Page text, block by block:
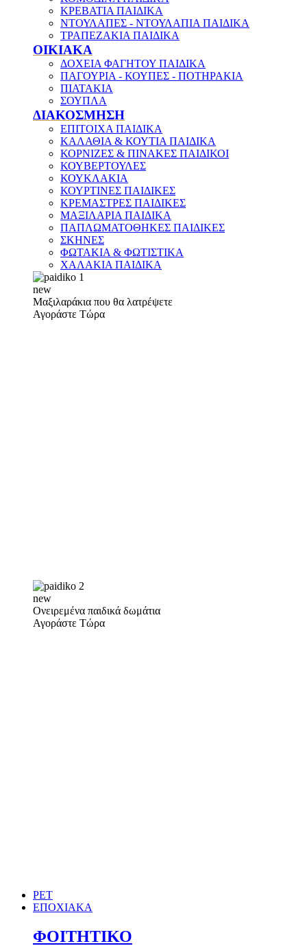
ΚΡΕΒΑΤΙΑ ΠΑΙΔΙΚΑ
ΝΤΟΥΛΑΠΕΣ - ΝΤΟΥΛΑΠΙΑ ΠΑΙΔΙΚΑ
ΤΡΑΠΕΖΑΚΙΑ ΠΑΙΔΙΚΑ
ΟΙΚΙΑΚΑ
ΔΟΧΕΙΑ ΦΑΓΗΤΟΥ ΠΑΙΔΙΚΑ
ΠΑΓΟΥΡΙΑ - ΚΟΥΠΕΣ - ΠΟΤΗΡΑΚΙΑ
ΠΙΑΤΑΚΙΑ
ΣΟΥΠΛΑ
ΔΙΑΚΟΣΜΗΣΗ
ΕΠΙΤΟΙΧΑ ΠΑΙΔΙΚΑ
ΚΑΛΑΘΙΑ & ΚΟΥΤΙΑ ΠΑΙΔΙΚΑ
ΚΟΡΝΙΖΕΣ & ΠΙΝΑΚΕΣ ΠΑΙΔΙΚΟΙ
ΚΟΥΒΕΡΤΟΥΛΕΣ
ΚΟΥΚΛΑΚΙΑ
ΚΟΥΡΤΙΝΕΣ ΠΑΙΔΙΚΕΣ
ΚΡΕΜΑΣΤΡΕΣ ΠΑΙΔΙΚΕΣ
ΜΑΞΙΛΑΡΙΑ ΠΑΙΔΙΚΑ
ΠΑΠΛΩΜΑΤΟΘΗΚΕΣ ΠΑΙΔΙΚΕΣ
ΣΚΗΝΕΣ
ΦΩΤΑΚΙΑ & ΦΩΤΙΣΤΙΚΑ
ΧΑΛΑΚΙΑ ΠΑΙΔΙΚΑ
new
Μαξιλαράκια που θα λατρέψετε
Αγοράστε Τώρα
new
Ονειρεμένα παιδικά δωμάτια
Αγοράστε Τώρα
PET
ΕΠΟΧΙΑΚΑ
ΦΟΙΤΗΤΙΚΟ